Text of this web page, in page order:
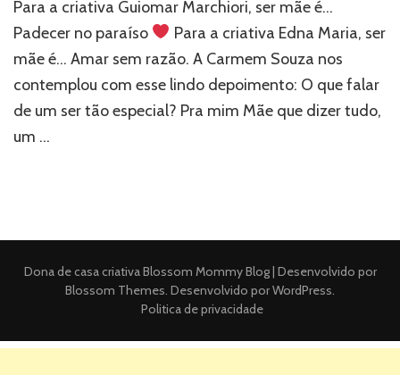
Para a criativa Guiomar Marchiori, ser mãe é…
Padecer no paraíso
Para a criativa Edna Maria, ser
mãe é… Amar sem razão. A Carmem Souza nos
contemplou com esse lindo depoimento: O que falar
de um ser tão especial? Pra mim Mãe que dizer tudo,
um …
Dona de casa criativaBlossom Mommy Blog | Desenvolvido por
Blossom Themes . Desenvolvido porWordPress
Politica de privacidade